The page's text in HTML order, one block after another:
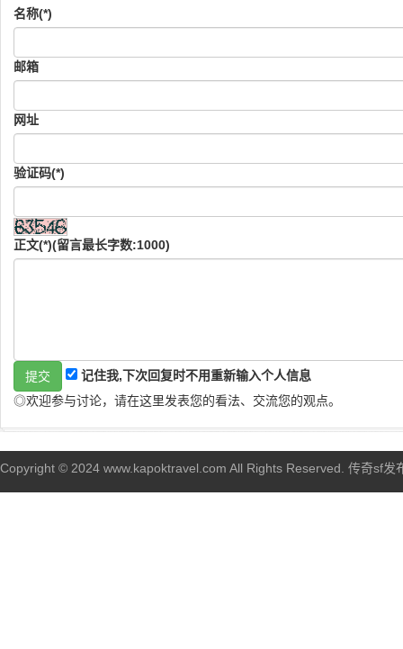
名称(*)
邮箱
网址
验证码(*)
正文(*)(留言最长字数:1000)
记住我,下次回复时不用重新输入个人信息
◎欢迎参与讨论，请在这里发表您的看法、交流您的观点。
Copyright © 2024 www.kapoktravel.com All Rights Reserved. 传奇sf发